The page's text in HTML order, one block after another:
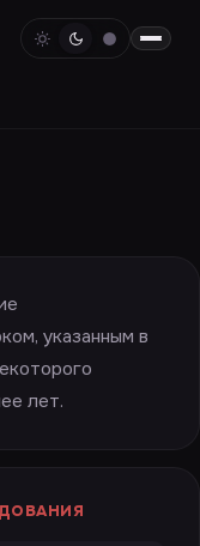
указанным в
лет.